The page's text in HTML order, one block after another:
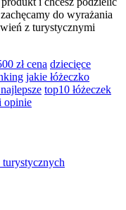
do wyrażania
z turystycznymi
zł cena dziecięce
jakie łóżeczko
top10 łóżeczek
opinie